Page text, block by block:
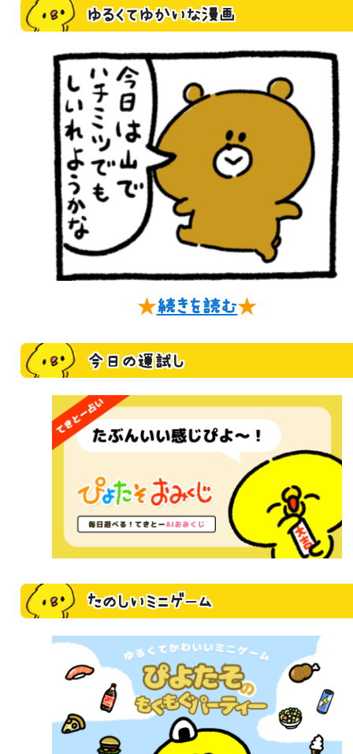
ゆるくてゆかいな漫画
★続きを読む★
今日の運試し
たのしいミニゲーム